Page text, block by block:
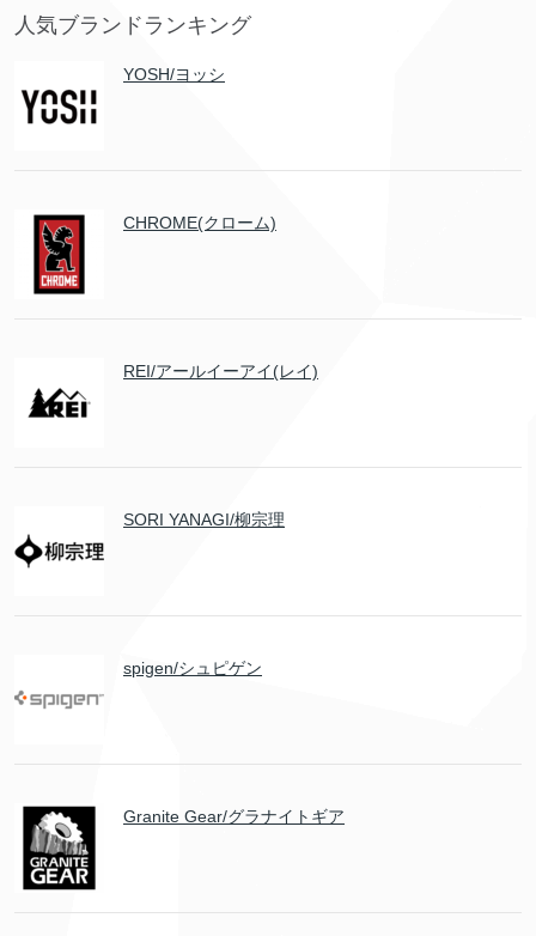
人気ブランドランキング
YOSH/ヨッシ
CHROME(クローム)
REI/アールイーアイ(レイ)
SORI YANAGI/柳宗理
spigen/シュピゲン
Granite Gear/グラナイトギア